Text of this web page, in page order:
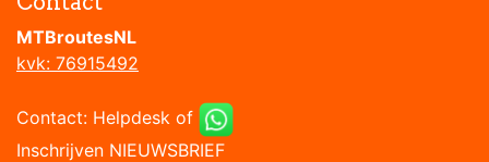
MTBroutesNL
kvk: 76915492
Contact: Helpdesk of
Inschrijven NIEUWSBRIEF